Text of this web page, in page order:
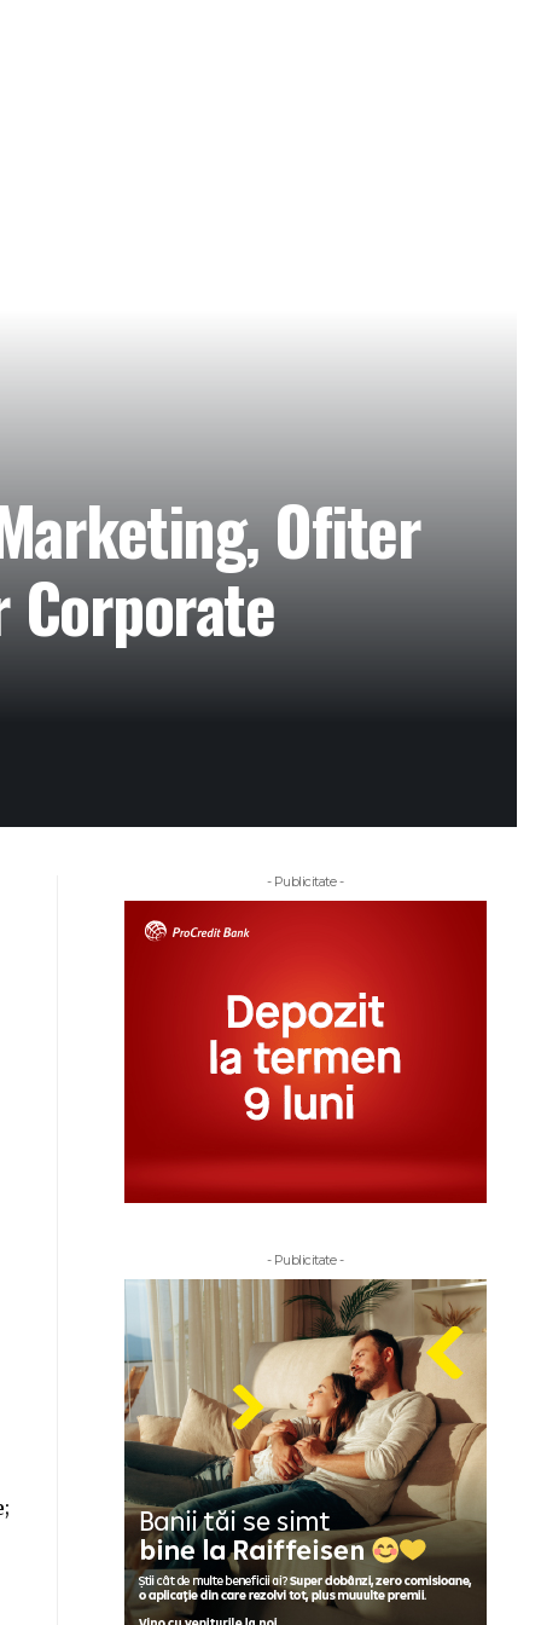
Ofiter
Corporate
- Publicitate -
- Publicitate -